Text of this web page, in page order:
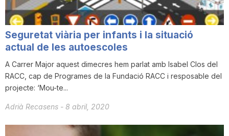
n
a
Seguretat viària per infants i la situació
actual de les autoescoles
A Carrer Major aquest dimecres hem parlat amb Isabel Clos del
RACC, cap de Programes de la Fundació RACC i resposable del
projecte: ‘Mou-te...
Adrià Recasens - 8 abril, 2020